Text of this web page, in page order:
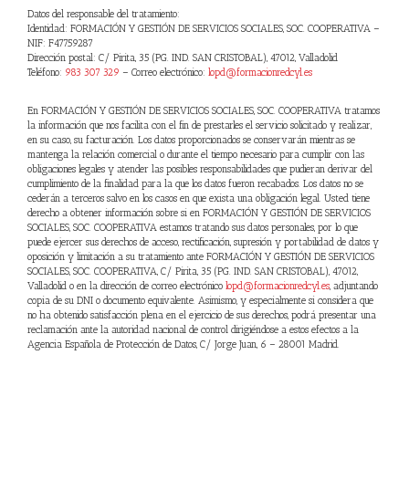
Datos del responsable del tratamiento:
Identidad: FORMACIÓN Y GESTIÓN DE SERVICIOS SOCIALES, SOC. COOPERATIVA–
NIF: F47759287
Dirección postal: C/ Pirita, 35 (PG. IND. SAN CRISTOBAL), 47012, Valladolid
Teléfono: 983 307 329 – Correo electrónico: lopd@formacionredcyl.es
En FORMACIÓN Y GESTIÓN DE SERVICIOS SOCIALES, SOC. COOPERATIVAtratamos
la información que nos facilita con el fin de prestarles el servicio solicitado y realizar,
en su caso, su facturación. Los datos proporcionados se conservarán mientras se
mantenga la relación comercial o durante el tiempo necesario para cumplir con las
obligaciones legales y atender las posibles responsabilidades que pudieran derivar del
cumplimiento de la finalidad para la que los datos fueron recabados. Los datos no se
cederán a terceros salvo en los casos en que exista una obligación legal. Usted tiene
derecho a obtener información sobre si en FORMACIÓN Y GESTIÓN DE SERVICIOS
SOCIALES, SOC. COOPERATIVAestamos tratando sus datos personales, por lo que
puede ejercer sus derechos de acceso, rectificación, supresión y portabilidad de datos y
oposición y limitación a su tratamiento ante FORMACIÓN Y GESTIÓN DE SERVICIOS
SOCIALES, SOC. COOPERATIVA, C/ Pirita, 35 (PG. IND. SAN CRISTOBAL), 47012,
Valladolid o en la dirección de correo electrónico lopd@formacionredcyl.es, adjuntando
copia de su DNI o documento equivalente. Asimismo, y especialmente si considera que
no ha obtenido satisfacción plena en el ejercicio de sus derechos, podrá presentar una
reclamación ante la autoridad nacional de control dirigiéndose a estos efectos a la
Agencia Española de Protección de Datos, C/ Jorge Juan, 6 – 28001 Madrid.